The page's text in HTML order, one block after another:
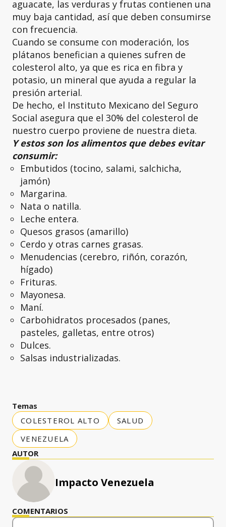
aguacate, las verduras y frutas contienen una
muy baja cantidad, así que deben consumirse
con frecuencia.
Cuando se consume con moderación, los
plátanos benefician a quienes sufren de
colesterol alto, ya que es rica en fibra y
potasio, un mineral que ayuda a regular la
presión arterial.
De hecho, el Instituto Mexicano del Seguro
Social asegura que el 30% del colesterol de
nuestro cuerpo proviene de nuestra dieta.
Y estos son los alimentos que debes evitar
consumir:
Embutidos (tocino, salami, salchicha,
jamón)
Margarina.
Nata o natilla.
Leche entera.
Quesos grasos (amarillo)
Cerdo y otras carnes grasas.
Menudencias (cerebro, riñón, corazón,
hígado)
Frituras.
Mayonesa.
Maní.
Carbohidratos procesados (panes,
pasteles, galletas, entre otros)
Dulces.
Salsas industrializadas.
Temas
COLESTEROL ALTO
SALUD
VENEZUELA
AUTOR
Impacto Venezuela
COMENTARIOS